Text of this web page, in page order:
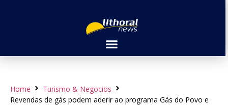
Home
Turismo & Negocios
Revendas de gás podem aderir ao programa Gás do Povo e